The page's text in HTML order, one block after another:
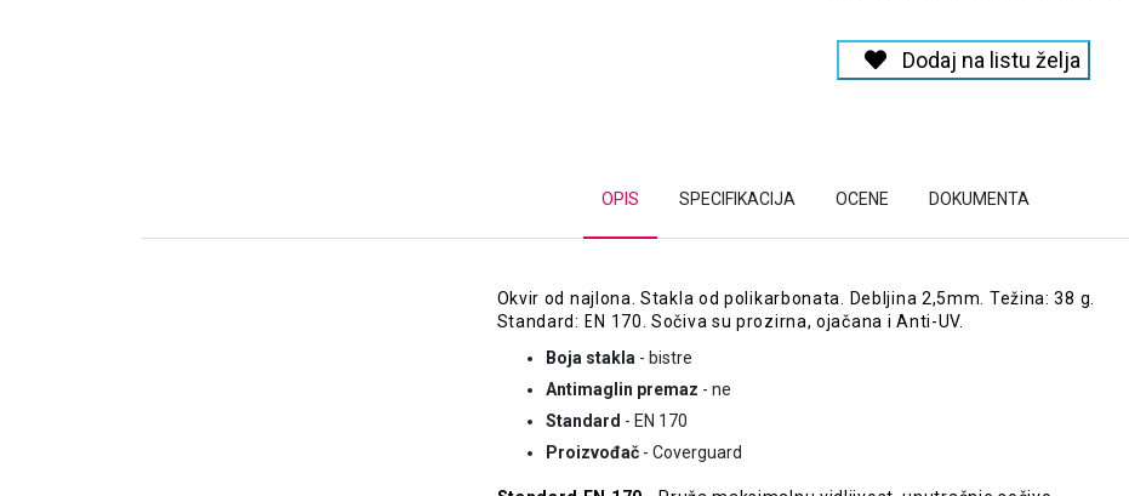
Dodaj na listu želja
OPIS SPECIFIKACIJA OCENE DOKUMENTA
Okvir od najlona. Stakla od polikarbonata. Debljina 2,5mm. Težina: 38 g.
Standard: EN 170. Sočiva su prozirna, ojačana i Anti-UV.
Boja stakla - bistre
Antimaglin premaz - ne
Standard - EN 170
Proizvođač- Coverguard